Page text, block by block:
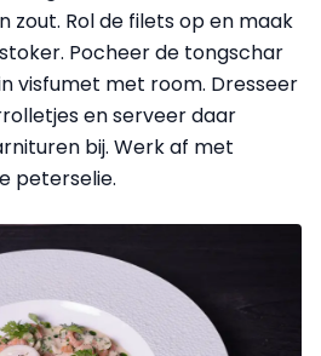
zout. Rol de filets op en maak
Pocheer de tongschar
visfumet met room. Dresseer
en serveer daar
bij. Werk af met
peterselie.